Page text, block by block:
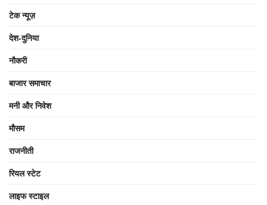
टेक न्यूज़
देश-दुनिया
नौकरी
बाजार समाचार
मनी और निवेश
मौसम
राजनीती
रियल स्टेट
लाइफ स्टाइल